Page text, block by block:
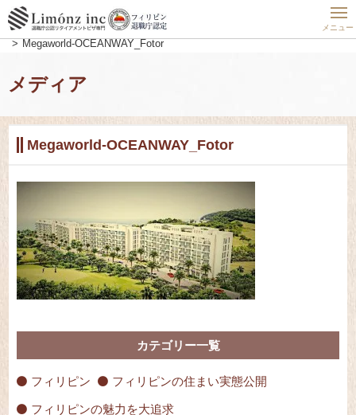
メニュー
ホーム フィリピン最新動向
【フィリピン不動産事情】開発業者のMEGAWORLDご紹介！
Megaworld-OCEANWAY_Fotor
メディア
Megaworld-OCEANWAY_Fotor
カテゴリー一覧
フィリピン フィリピンの住まい実態公開
フィリピンの魅力を大追求